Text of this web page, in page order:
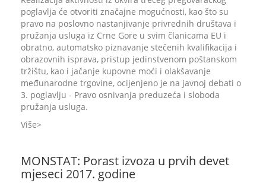
poglavlja će otvoriti značajne mogućnosti, kao što su
pravo na poslovno nastanjivanje privrednih društava i
pružanja usluga iz Crne Gore u svim članicama EU i
obratno, automatsko piznavanje stečenih kvalifikacija i
obrazovnih isprava, pristup jedinstvenom poštanskom
tržištu, kao i jačanje kupovne moći i olakšavanje
međunarodne trgovine, ocijenjeno je na javnoj debati o
3. poglavlju - Pravo osnivanja preduzeća i sloboda
pružanja usluga.
Više
MONSTAT: Porast izvoza u prvih devet
mjeseci 2017. godine